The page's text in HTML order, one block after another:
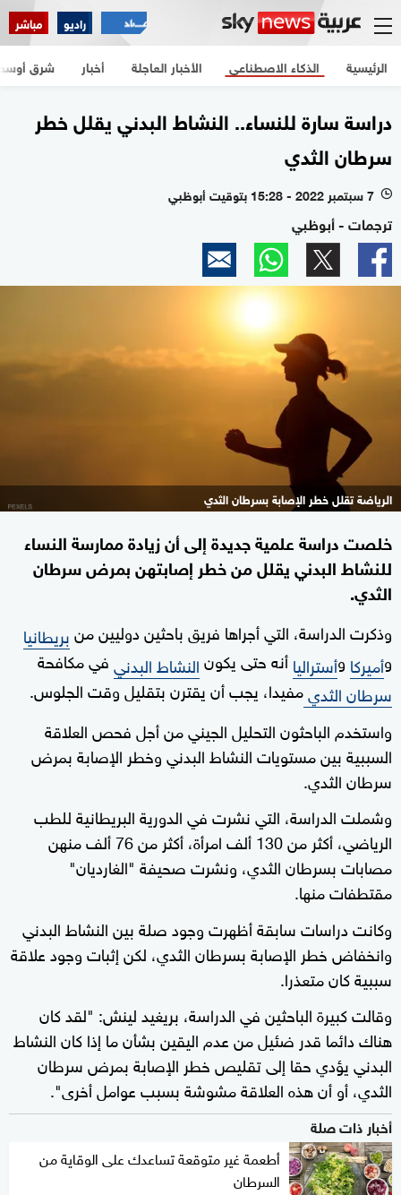
راديو مباشر
الرئيسية الأخبار العاجلة أخبار شرق الذكاء الاصطناعي
دراسة سارة للنساء.. النشاط البدني يقلل خطر
سرطان الثدي
l 7 سبتمبر 2022 - 15:28 بتوقيت أبوظبي
ترجمات - أبوظبي
الرياضة تقلل خطر الإصابة بسرطان الثدي
خلصت دراسة علمية جديدة إلى أن زيادة ممارسة النساء
للنشاط البدني يقلل من خطر إصابتهن بمرض سرطان
الثدي.
وذكرت الدراسة، التي أجراها فريق باحثين دوليين منبريطانيا
وأميركا وأسترالياأنه حتى يكونالنشاط البدنيفي مكافحة
سرطان الثديمفيدا، يجب أن يقترن بتقليل وقت الجلوس.
واستخدم الباحثون التحليل الجيني من أجل فحص العلاقة
السببية بين مستويات النشاط البدني وخطر الإصابة بمرض
سرطان الثدي.
وشملت الدراسة، التي نشرت في الدورية البريطانية للطب
الرياضي، أكثر من 130 ألف امرأة، أكثر من 76 ألف منهن
مصابات بسرطان الثدي، ونشرت صحيفة "الغارديان"
مقتطفات منها.
وكانت دراسات سابقة أظهرت وجود صلة بين النشاط البدني
وانخفاض خطر الإصابة بسرطان الثدي، لكن إثبات وجود علاقة
سببية كان متعذرا.
وقالت كبيرة الباحثين في الدراسة، بريغيد لينش: "لقد كان
هناك دائما قدر ضئيل من عدم اليقين بشأن ما إذا كان النشاط
البدني يؤدي حقا إلى تقليص خطر الإصابة بمرض سرطان
الثدي، أو أن هذه العلاقة مشوشة بسبب عوامل أخرى".
أخبار ذات صلة
أطعمة غير متوقعة تساعدك على الوقاية من
السرطان